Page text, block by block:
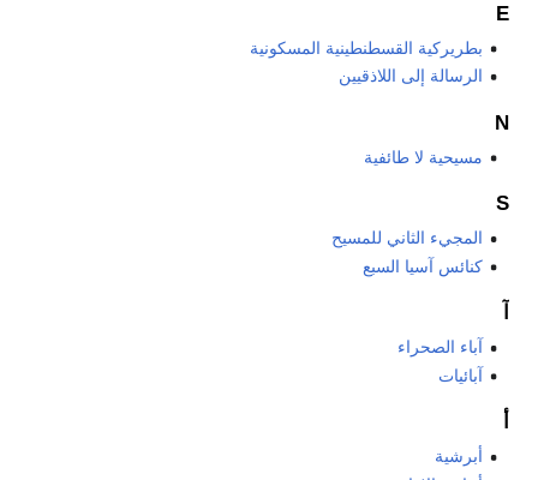
E
بطريركية القسطنطينية المسكونية
الرسالة إلى اللاذقيين
N
مسيحية لا طائفية
S
المجيء الثاني للمسيح
كنائس آسيا السبع
آباء الصحراء
آبائيات
أبرشية